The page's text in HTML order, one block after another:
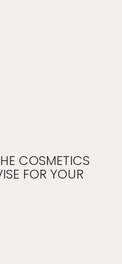
COSMETICS
FOR YOUR